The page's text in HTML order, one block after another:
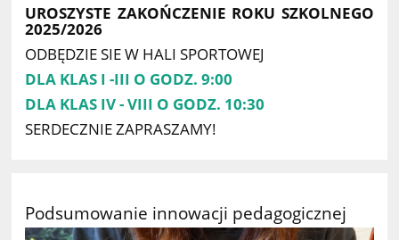
UROSZYSTE ZAKOŃCZENIE ROKU SZKOLNEGO
2025/2026
ODBĘDZIE SIE W HALI SPORTOWEJ
DLA KLAS I -III O GODZ. 9:00
DLA KLAS IV - VIII O GODZ. 10:30
SERDECZNIE ZAPRASZAMY!
Podsumowanie innowacji pedagogicznej